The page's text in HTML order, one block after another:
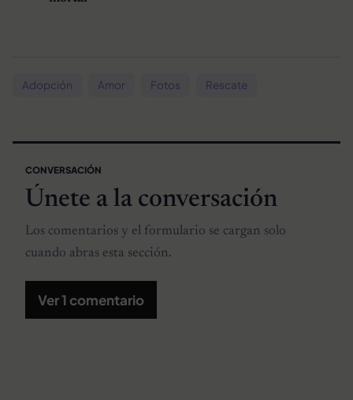
Adopción Amor Fotos Rescate
CONVERSACIÓN
Únete a la conversación
Los comentarios y el formulario se cargan solo
cuando abras esta sección.
Ver 1 comentario